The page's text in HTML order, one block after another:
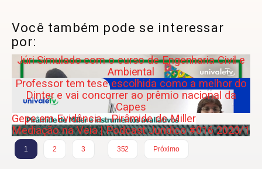
Você também pode se interessar
por:
Júri Simulado com o curso de Engenharia Civil e
Ambiental
Professor tem tese escolhida como a melhor do
Dinter e vai concorrer ao prêmio nacional da
Capes
Gepe em Evidência - Pirâmide de Miller
Mediação na Veia | Podcast Jurídico #016 2023/1
1 2 3
352
Próximo